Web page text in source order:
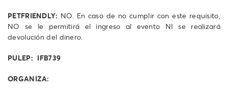
PETFRIENDLY: NO. En caso de no cumplir con este requisito,
NO se le permitirá el ingreso al evento NI se realizará
devolución del dinero.
PULEP: IFB739
ORGANIZA: